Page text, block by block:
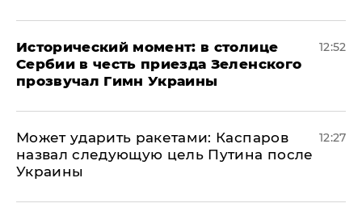
Исторический момент: в столице
Сербии в честь приезда Зеленского
прозвучал Гимн Украины
12:52
Может ударить ракетами: Каспаров
назвал следующую цель Путина после
Украины
12:27